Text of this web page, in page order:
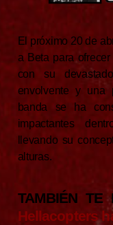
El próximo 20 de
a Beta para
con su
envolvente y una
banda se ha
impactantes
llevando su
alturas.
TAMBIÉN TE
Hellacopters